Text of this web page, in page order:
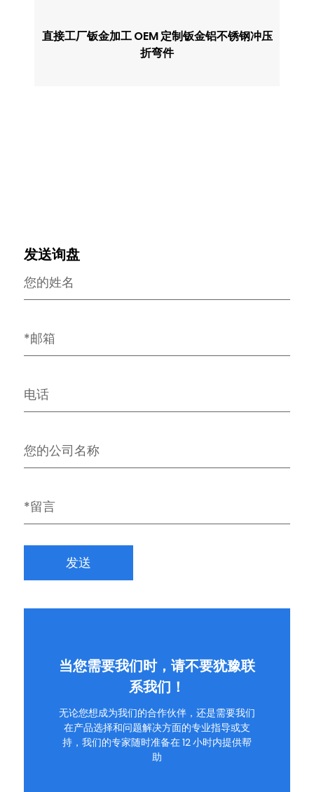
直接工厂钣金加工 OEM 定制钣金铝不锈钢冲压
折弯件
发送询盘
当您需要我们时，请不要犹豫联
系我们！
无论您想成为我们的合作伙伴，还是需要我们
在产品选择和问题解决方面的专业指导或支
持，我们的专家随时准备在 12 小时内提供帮
助